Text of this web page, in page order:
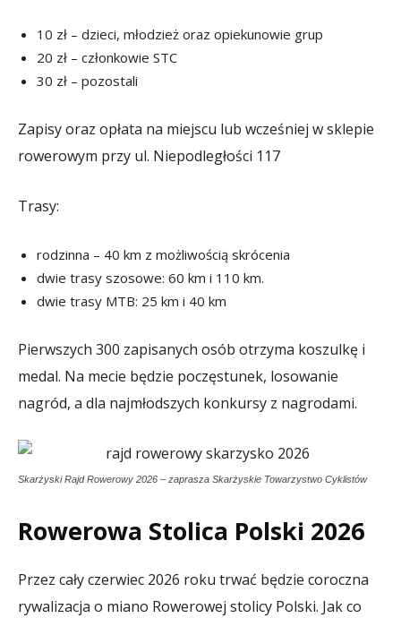
10 zł – dzieci, młodzież oraz opiekunowie grup
20 zł – członkowie STC
30 zł – pozostali
Zapisy oraz opłata na miejscu lub wcześniej w sklepie
rowerowym przy ul. Niepodległości 117
Trasy:
rodzinna – 40 km z możliwością skrócenia
dwie trasy szosowe: 60 km i 110 km.
dwie trasy MTB: 25 km i 40 km
Pierwszych 300 zapisanych osób otrzyma koszulkę i
medal. Na mecie będzie poczęstunek, losowanie
nagród, a dla najmłodszych konkursy z nagrodami.
Skarżyski Rajd Rowerowy 2026 – zaprasza Skarżyskie Towarzystwo Cyklistów
Rowerowa Stolica Polski 2026
Przez cały czerwiec 2026 roku trwać będzie coroczna
rywalizacja o miano Rowerowej stolicy Polski. Jak co